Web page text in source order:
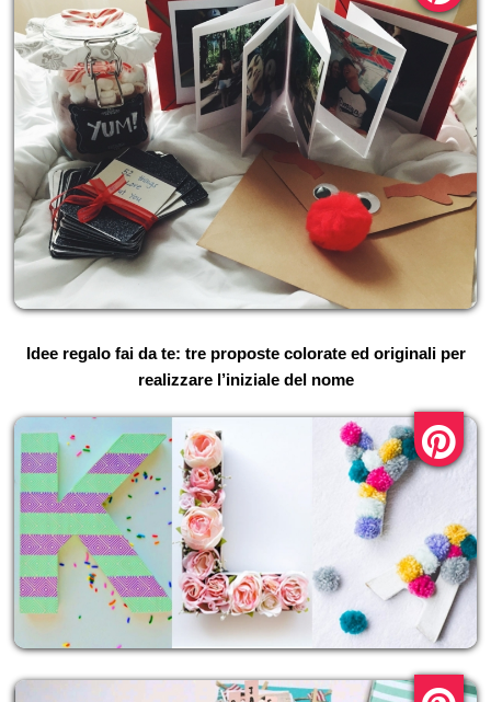
Idee regalo fai da te: tre proposte colorate ed originali per
realizzare l’iniziale del nome